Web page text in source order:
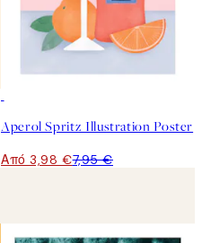
Aperol Spritz Illustration Poster
Από 3,98 €7,95 €